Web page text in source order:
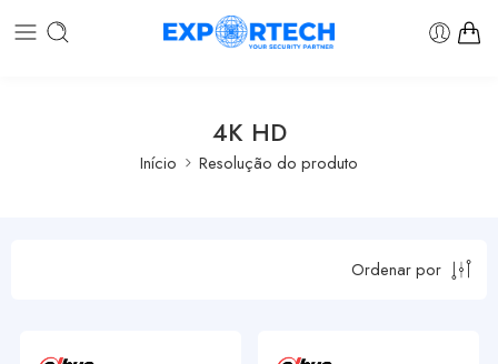
4K HD
Início Resolução do produto
Ordenar por